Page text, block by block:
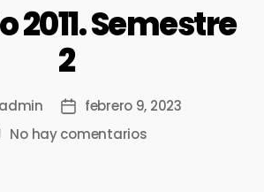
2011. Semestre
2
admin
febrero 9, 2023
No hay comentarios